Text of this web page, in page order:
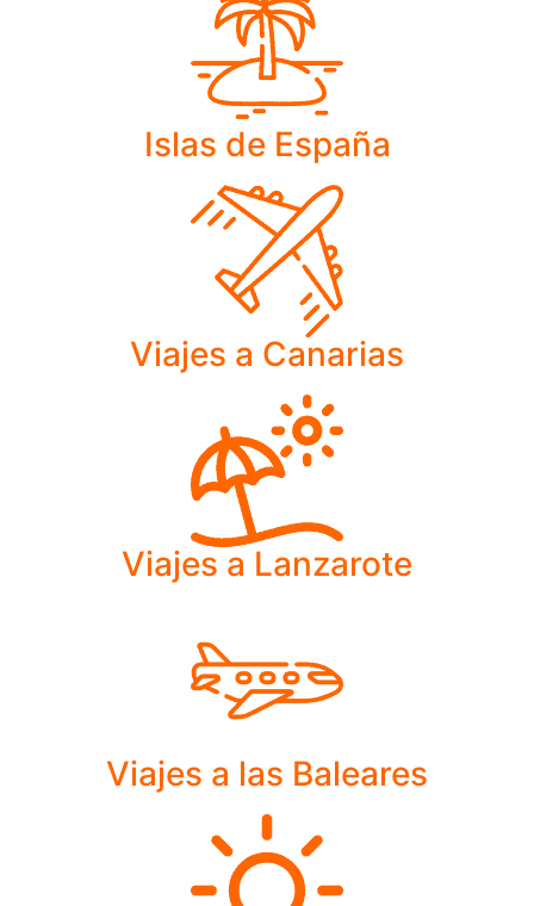
Islas de España
Viajes a Canarias
Viajes a Lanzarote
Viajes a las Baleares